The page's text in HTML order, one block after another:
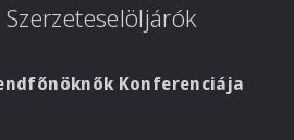
Konferenciája